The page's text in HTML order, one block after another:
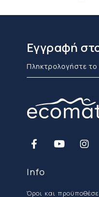
Εγγραφή
Info
Όροι και